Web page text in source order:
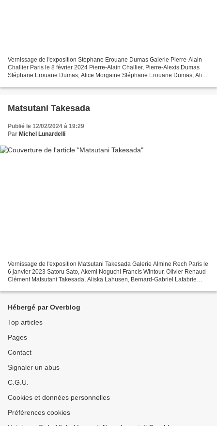
Vernissage de l'exposition Stéphane Erouane Dumas Galerie Pierre-Alain
Challier Paris le 8 février 2024 Pierre-Alain Challier, Pierre-Alexis Dumas
Stéphane Erouane Dumas, Alice Morgaine Stéphane Erouane Dumas, Alice
Matsutani Takesada
Publié le 12/02/2024 à 19:29
Par Michel Lunardelli
Vernissage de l'exposition Matsutani Takesada Galerie Almine Rech Paris le
6 janvier 2023 Satoru Sato, Akemi Noguchi Francis Wintour, Olivier Renaud-
Clément Matsutani Takesada, Aliska Lahusen, Bernard-Gabriel Lafabrie
Hébergé par Overblog
Top articles
Pages
Contact
Signaler un abus
C.G.U.
Cookies et données personnelles
Préférences cookies